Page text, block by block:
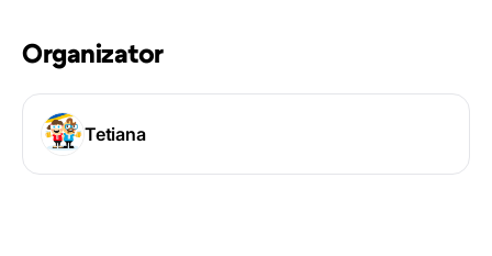
Organizator
Tetiana